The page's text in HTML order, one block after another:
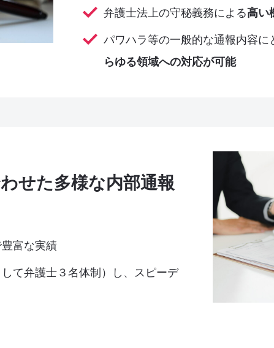
弁護士法上の守秘義務による高い
パワハラ等の一般的な通報内容
らゆる領域への対応が可能
せた多様な内部通報
富な実績
て弁護士３名体制）し、スピーデ